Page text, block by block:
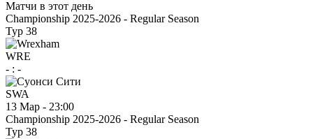
Матчи в этот день
Championship 2025-2026 - Regular Season
Тур 38
WRE
- : -
SWA
13 Мар - 23:00
Championship 2025-2026 - Regular Season
Тур 38